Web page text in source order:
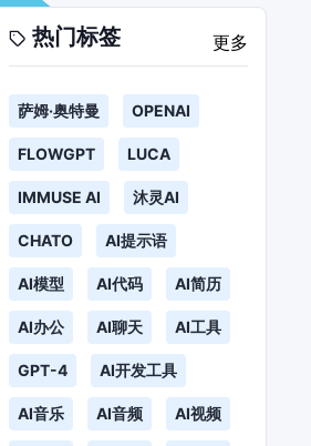
更多
热门标签
萨姆·奥特曼 OPENAI
FLOWGPT LUCA
IMMUSE AI 沐灵AI
CHATO AI提示语
AI模型 AI代码 AI简历
AI办公 AI聊天 AI工具
GPT-4 AI开发工具
AI音乐 AI音频 AI视频